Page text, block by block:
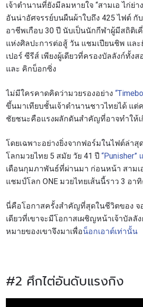
เจ้าตำนานที่ยังมีลมหายใจ “สามเอ ไก่ย่า
อันน่าอัศจรรย์บนผืนผ้าใบถึง 425 ไฟต์ กั
อาชีพเกือบ 30 ปี นับเป็นนักกีฬาผู้มีสถิติเ
แห่งศิลปะการต่อสู้ วัน แชมเปียนชิพ แล
เปอร์ ซีรีส์ เพียงผู้เดียวที่ครองบัลลังก์ทั้ง
และ คิกบ็อกซิ่ง
ไม่มีใครคาดคิดว่ามวยรองอย่าง
ขึ้นมาเทียบชั้นเจ้าตำนานชาวไทยได้ แต่
ชัยชนะคือแรงผลักดันสำคัญที่อาจทำให้
โดยเฉพาะอย่างยิ่งจากฟอร์มในไฟต์ล่า
โลกมวยไทย 5 สมัย วัย 41 ปี
เดือนกุมภาพันธ์ที่ผ่านมา ก่อนหน้า สามเ
แชมป์โลก ONE มวยไทยเส้นนี้ราว 3 อา
นี่คือโอกาสครั้งสำคัญที่สุดในชีวิตของ จ
เดียวที่เขาจะมีโอกาสเผชิญหน้าเจ้าบัลลัง
หมายของเขาจึงมาเพื่อน็อกเอาต์เท่านั้น
#2 ศึกไต่อันดับแรงกิง